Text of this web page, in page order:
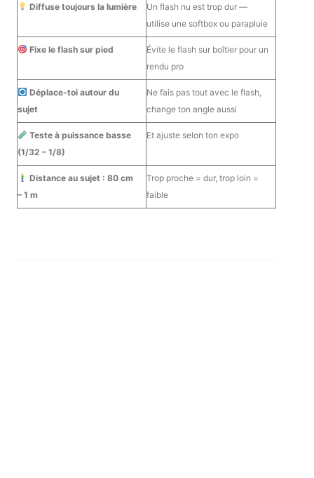
Diffuse toujours la lumière
Un flash nu est trop dur —
utilise une softbox ou parapluie
Fixe le flash sur pied
Évite le flash sur boîtier pour un
rendu pro
Déplace-toi autour du
sujet
Ne fais pas tout avec le flash,
change ton angle aussi
Teste à puissance basse
(1/32 – 1/8)
Et ajuste selon ton expo
Distance au sujet : 80 cm
– 1 m
Trop proche = dur, trop loin =
faible